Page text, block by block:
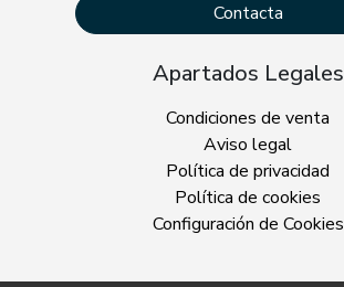
Contacta
Apartados Legales
Condiciones de venta
Aviso legal
Política de privacidad
Política de cookies
Configuración de Cookies